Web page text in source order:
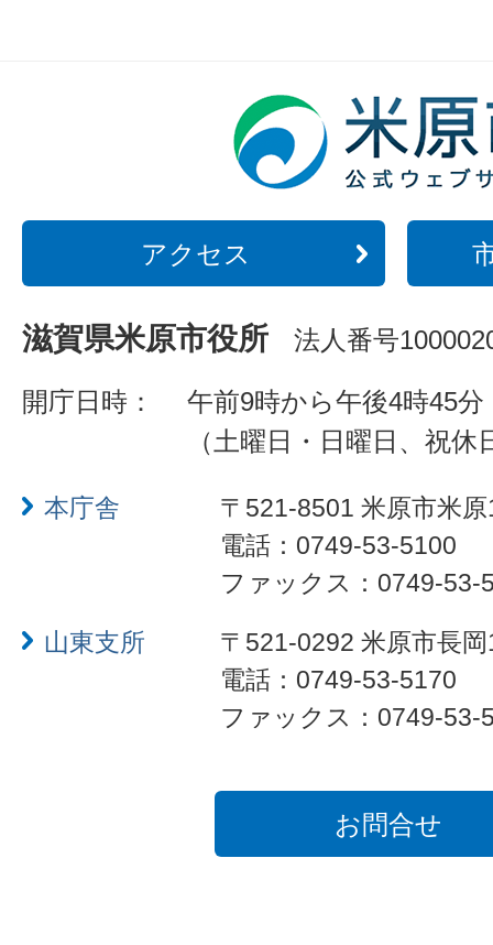
アクセス
滋賀県米原市役所 法人番号
開庁日時：
午前9時から午後4時45分
（土曜日・日曜日、祝
本庁舎
〒521-8501 米原市米
電話：0749-53-5100
ファックス：0749-53-
山東支所
〒521-0292 米原市長
電話：0749-53-5170
ファックス：0749-53-
お問合せ